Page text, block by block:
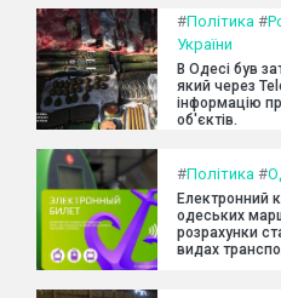
#Політика #
України
В Одесі був
який через
інформацію
об'єктів.
#Політика #
Електронний
одеських
розрахунки
видах